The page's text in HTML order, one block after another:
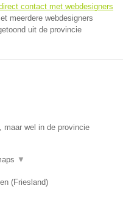
contact met webdesigners
meerdere webdesigners
uit de provincie
maar wel in de provincie
▼
(Friesland)